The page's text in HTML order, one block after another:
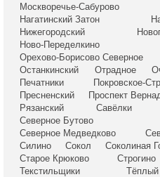
Москворечье-Сабурово
Нагатинский Затон
Нижегородский
Ново-Переделкино
Орехово-Борисово Северное
Останкинский
Отрадное
Печатники
Покровское-
Пресненский
Проспект
Рязанский
Савёлки
Северное Бутово
Северное Медведково
Силино
Сокол Соколиная
Старое Крюково
Строгино
Текстильщики